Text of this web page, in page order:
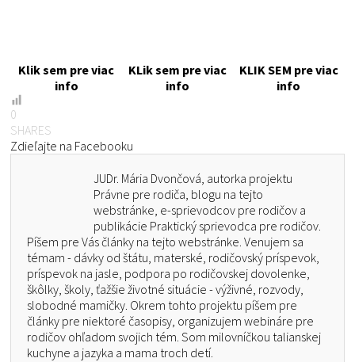
Klik sem pre viac
info
KLik sem pre viac
info
KLIK SEM pre viac
info
0
SHARES
Zdieľajte na Facebooku
JUDr. Mária Dvončová, autorka projektu
Právne pre rodiča, blogu na tejto
webstránke, e-sprievodcov pre rodičov a
publikácie Praktický sprievodca pre rodičov.
Píšem pre Vás články na tejto webstránke. Venujem sa
témam - dávky od štátu, materské, rodičovský príspevok,
príspevok na jasle, podpora po rodičovskej dovolenke,
škôlky, školy, ťažšie životné situácie - výživné, rozvody,
slobodné mamičky. Okrem tohto projektu píšem pre
články pre niektoré časopisy, organizujem webináre pre
rodičov ohľadom svojich tém. Som milovníčkou talianskej
kuchyne a jazyka a mama troch detí.